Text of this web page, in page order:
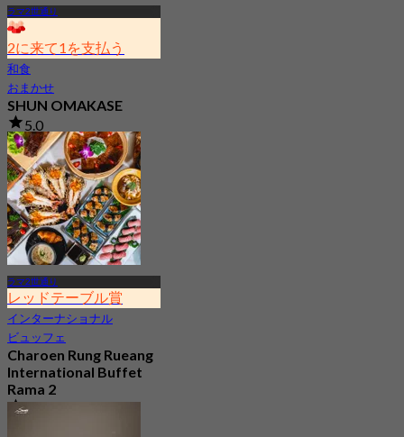
ラマ2世通り
2に来て1を支払う
和食
おまかせ
SHUN OMAKASE
5.0
1.4K 予約済み
から฿ 2,530
ラマ2世通り
レッドテーブル賞
インターナショナル
ビュッフェ
Charoen Rung Rueang
International Buffet
Rama 2
4.6